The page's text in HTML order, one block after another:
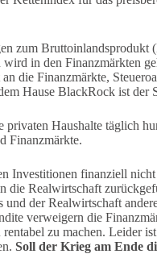
zum Bruttoinlandsprodukt
in den Finanzmärkten
die Finanzmärkte,
Hause BlackRock ist der
privaten Haushalte täglich
Finanzmärkte.
Investitionen finanziell
die Realwirtschaft
der Realwirtschaft
verweigern die
zu machen. Leider
Soll der Krieg am Ende